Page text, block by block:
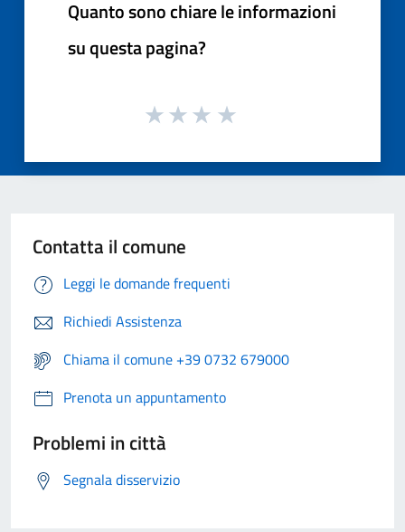
Quanto sono chiare le informazioni
su questa pagina?
Contatta il comune
Leggi le domande frequenti
Richiedi Assistenza
Chiama il comune +39 0732 679000
Prenota un appuntamento
Problemi in città
Segnala disservizio